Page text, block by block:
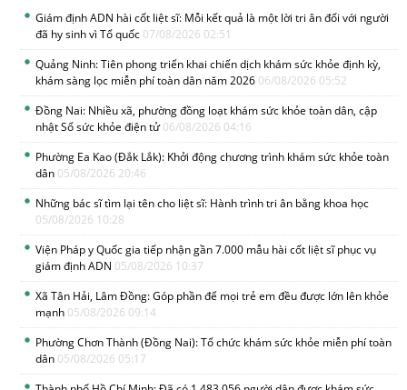
Giám định ADN hài cốt liệt sĩ: Mỗi kết quả là một lời tri ân đối với người
đã hy sinh vì Tổ quốc 07/08/2026 02:51
Quảng Ninh: Tiên phong triển khai chiến dịch khám sức khỏe định kỳ,
khám sàng lọc miễn phí toàn dân năm 2026 06/08/2026 05:52
Đồng Nai: Nhiều xã, phường đồng loạt khám sức khỏe toàn dân, cập
nhật Sổ sức khỏe điện tử06/08/2026 04:16
Phường Ea Kao (Đắk Lắk): Khởi động chương trình khám sức khỏe toàn
dân 05/08/2026 20:46
Những bác sĩ tìm lại tên cho liệt sĩ: Hành trình tri ân bằng khoa học
05/08/2026 10:28
Viện Pháp y Quốc gia tiếp nhận gần 7.000 mẫu hài cốt liệt sĩ phục vụ
giám định ADN 05/08/2026 10:37
Xã Tân Hải, Lâm Đồng: Góp phần để mọi trẻ em đều được lớn lên khỏe
mạnh 05/08/2026 09:14
Phường Chơn Thành (Đồng Nai): Tổ chức khám sức khỏe miễn phí toàn
dân 05/08/2026 05:17